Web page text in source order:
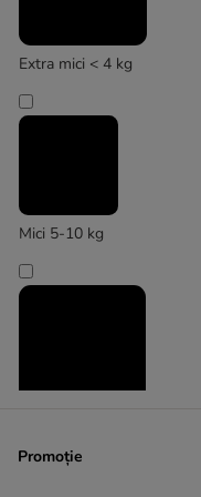
SPECIFIC Veterinary Diet
Virbac Veterinary HPM
Hrană fără cereale
Sensitive
Hrană vegetariană
Extra mici < 4 kg
Mici 5-10 kg
Promoție